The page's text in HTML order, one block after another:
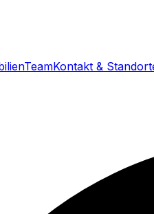
TeamKontakt &